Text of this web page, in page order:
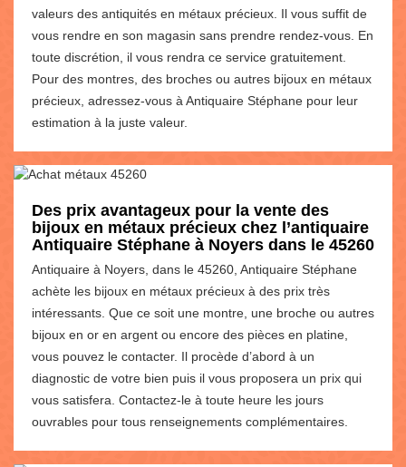
valeurs des antiquités en métaux précieux. Il vous suffit de
vous rendre en son magasin sans prendre rendez-vous. En
toute discrétion, il vous rendra ce service gratuitement.
Pour des montres, des broches ou autres bijoux en métaux
précieux, adressez-vous à Antiquaire Stéphane pour leur
estimation à la juste valeur.
Des prix avantageux pour la vente des
bijoux en métaux précieux chez l’antiquaire
Antiquaire Stéphane à Noyers dans le 45260
Antiquaire à Noyers, dans le 45260, Antiquaire Stéphane
achète les bijoux en métaux précieux à des prix très
intéressants. Que ce soit une montre, une broche ou autres
bijoux en or en argent ou encore des pièces en platine,
vous pouvez le contacter. Il procède d’abord à un
diagnostic de votre bien puis il vous proposera un prix qui
vous satisfera. Contactez-le à toute heure les jours
ouvrables pour tous renseignements complémentaires.